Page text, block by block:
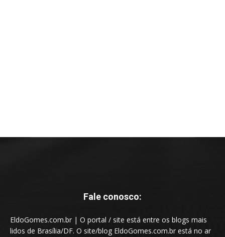
Fale conosco:
EldoGomes.com.br | O portal / site está entre os blogs mais
lidos de Brasília/DF. O site/blog EldoGomes.com.br está no ar